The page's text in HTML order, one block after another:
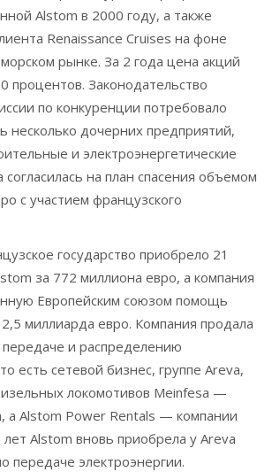
Alstom в 2000 году, а также
Renaissance Cruises на фоне
рынке. За 2 года цена акций
процентов. Законодательство
по конкуренции потребовало
несколько дочерних предприятий,
и электроэнергетические
согласилась на план спасения объемом
с участием французского
государство приобрело 21
за 772 миллиона евро, а компания
Европейским союзом помощь
миллиарда евро. Компания продала
и распределению
есть сетевой бизнес, группе Areva,
локомотивов Meinfesa —
а Alstom Power Rentals — компании
лет Alstom вновь приобрела у Areva
передаче электроэнергии.